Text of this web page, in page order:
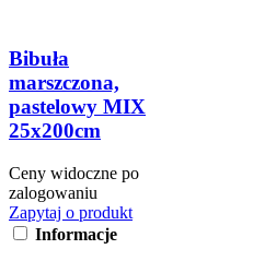
Bibuła
marszczona,
pastelowy MIX
25x200cm
Ceny widoczne po
zalogowaniu
Zapytaj o produkt
Informacje